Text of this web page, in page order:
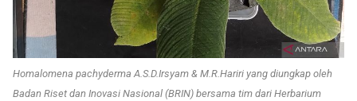
Homalomena pachyderma A.S.D.Irsyam & M.R.Hariri yang diungkap oleh
Badan Riset dan Inovasi Nasional (BRIN) bersama tim dari Herbarium